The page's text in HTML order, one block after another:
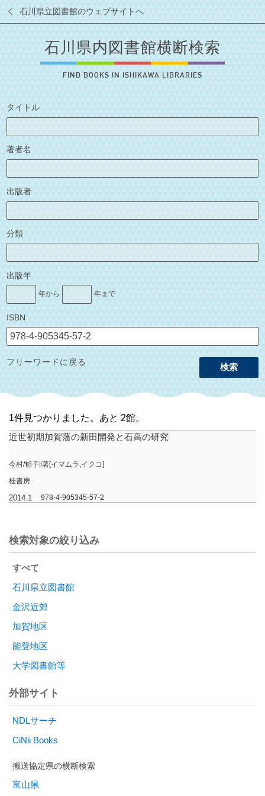
石川県立図書館のウェブサイトへ
石川県内図書館横断検索
FIND BOOKS IN ISHIKAWA LIBRARIES
タイトル
著者名
出版者
分類
出版年
年から 年まで
ISBN
検索
フリーワードに戻る
1件見つかりました。あと 2館。
近世初期加賀藩の新田開発と石高の研究
今村/郁子‖著[イマムラ,イクコ]
桂書房
2014.1 978-4-905345-57-2
検索対象の絞り込み
すべて
石川県立図書館
金沢近郊
加賀地区
能登地区
大学図書館等
外部サイト
NDLサーチ
CiNii Books
富山県